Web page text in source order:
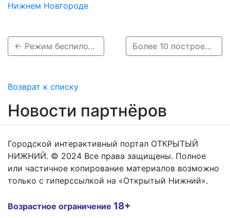
Нижнем Новгороде
← Режим беспилотной опасности отменили в Нижегородской области 17 июня Более 10 построек планируют снести на улице Белинского ради нового ЖК →
Возврат к списку
Новости партнёров
Городской интерактивный портал ОТКРЫТЫЙ
НИЖНИЙ. © 2024 Все права защищены. Полное
или частичное копирование материалов возможно
только с гиперссылкой на «Открытый Нижний».
Возрастное ограничение 18+